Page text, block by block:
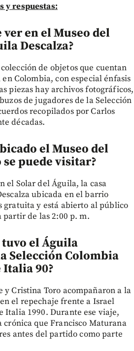
y respuestas:
ver en el Museo del
Descalza?
de objetos que cuentan
Colombia, con especial énfasis
piezas hay archivos fotográficos,
de jugadores de la Selección
recopilados por Carlos
décadas.
el Museo del
puede visitar?
el Solar del Águila, la casa
ubicada en el barrio
gratuita y está abierto al público
partir de las 2:00 p. m.
el Águila
Selección Colombia
Italia 90?
y Cristina Toro acompañaron a la
el repechaje frente a Israel
Italia 1990. Durante ese viaje,
que Francisco Maturana
antes del partido como parte